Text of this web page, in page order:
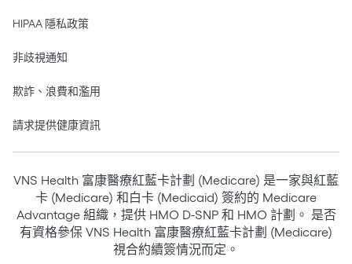
HIPAA 隱私政策
非歧視通知
欺詐、浪費和濫用
請求提供健康資訊
VNS Health 富康醫療紅藍卡計劃 (Medicare) 是一家與紅藍
卡 (Medicare) 和白卡 (Medicaid) 簽約的 Medicare
Advantage 組織，提供 HMO D-SNP 和 HMO 計劃。 是否
有資格參保 VNS Health 富康醫療紅藍卡計劃 (Medicare)
視合約續簽情況而定。